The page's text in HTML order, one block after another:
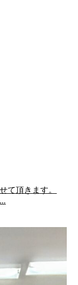
て頂きます。